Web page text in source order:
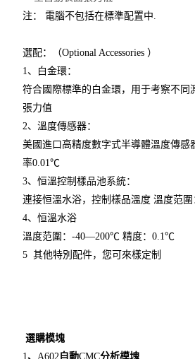
注： 電腦不包括在標準配置中
選配：（Optional Accessories ）
1 、白金環：
符合國際標準的白金環，用于考察不同
張力值
2、溫度傳感器：
美國進口高精度數字式半導體溫度傳感
率0.01℃
3、恒溫控制樣品池系統：
連接恒溫水浴，控制樣品溫度 溫度范圍
4、恒溫水浴
溫度范圍：-40—200℃ 精度：0.1℃
5 其他特別配件，您可來樣定制
選購模塊
1、 A602 自動CMC分析模塊